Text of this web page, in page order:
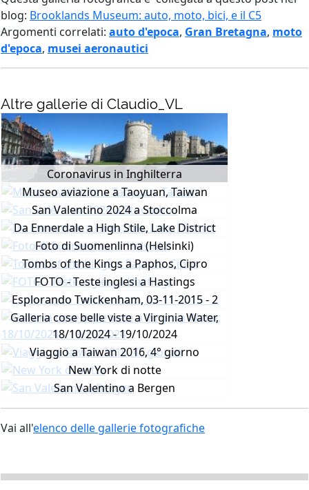
blog: Brooklands Museum: auto, moto, bici, e il C5
Argomenti correlati: auto d'epoca, Gran Bretagna, moto
d'epoca, musei aeronautici
Altre gallerie di Claudio_VL
Coronavirus in Inghilterra
Museo aviazione a Taoyuan, Taiwan
San Valentino 2024 a Stoccolma
Da Ennerdale a High Stile, Lake District
Foto di Suomenlinna (Helsinki)
Tombs of the Kings a Paphos, Cipro
FOTO - Teste inglesi a Hastings
Esplorando Twickenham, 03-11-2015 - 2
Galleria cose belle viste a Virginia Water,
18/10/2024 - 19/10/2024
Viaggio a Taiwan 2016, 4° giorno
New York di notte
San Valentino a Bergen
Vai all'elenco delle gallerie fotografiche